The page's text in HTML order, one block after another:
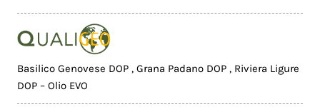
Basilico Genovese DOP,Grana Padano DOP, Riviera Ligure
DOP – Olio EVO